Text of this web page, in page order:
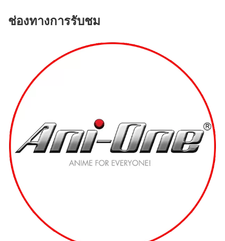
ช่องทางการรับชม